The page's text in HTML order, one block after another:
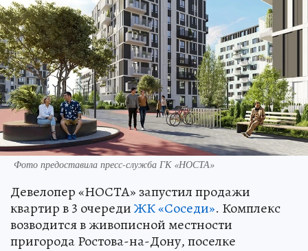
Фото предоставила пресс-служба ГК «НОСТА»
Девелопер «НОСТА» запустил продажи
квартир в 3 очередиЖК «Соседи». Комплекс
возводится в живописной местности
пригорода Ростова-на-Дону, поселке